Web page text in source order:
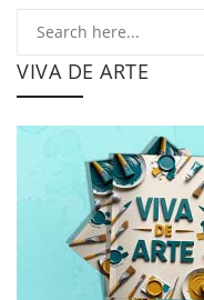
VIVA DE ARTE